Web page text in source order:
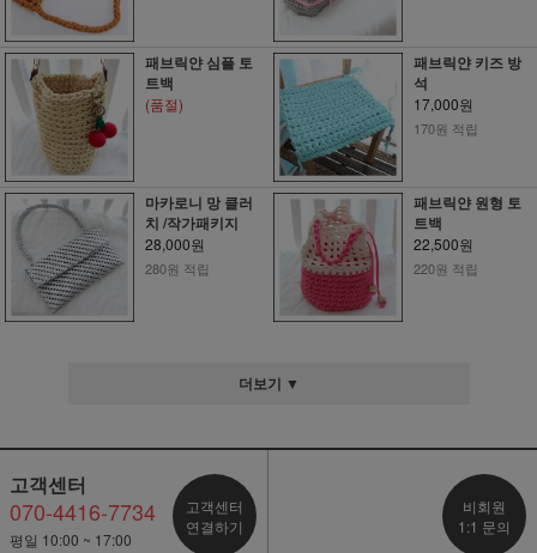
패브릭얀 심플 토
트백
(품절)
패브릭얀 키즈 방
석
17,000원
170원 적립
마카로니 망 클러
치 /작가패키지
28,000원
280원 적립
패브릭얀 원형 토
트백
22,500원
220원 적립
더보기 ▼
고객센터
070-4416-7734
평일 10:00 ~ 17:00
고객센터
연결하기
비회원
1:1 문의